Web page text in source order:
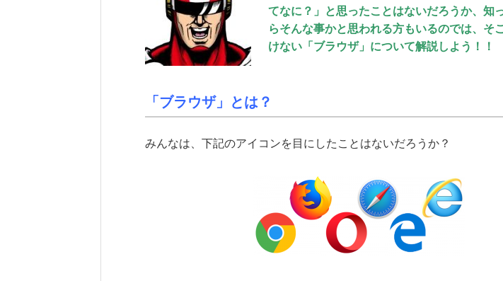
てなに？」と思ったことはないだろうか、知
らそんな事かと思われる方もいるのでは、そ
けない「ブラウザ」について解説しよう！！
「ブラウザ」とは？
みんなは、下記のアイコンを目にしたことはないだろうか？